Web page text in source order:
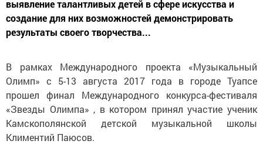
выявление талантливых детей в сфере искусства и
создание для них возможностей демонстрировать
результаты своего творчества...
В рамках Международного проекта «Музыкальный
Олимп» с 5-13 августа 2017 года в городе Туапсе
прошел финал Международного конкурса-фестиваля
«Звезды Олимпа» , в котором принял участие ученик
Камскополянской детской музыкальной школы
Климентий Паюсов.